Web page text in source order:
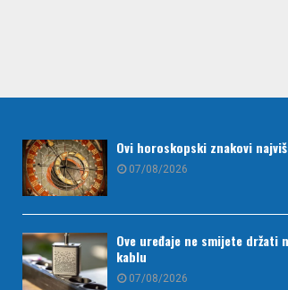
Ovi horoskopski znakovi
07/08/2026
Ove uređaje ne smijete držati
kablu
07/08/2026